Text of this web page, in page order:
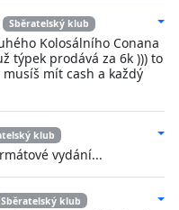
Sběratelský klub
Kolosálního Conana
týpek prodává za 6k ))) to
mít cash a každý
klub
vydání...
Sběratelský klub